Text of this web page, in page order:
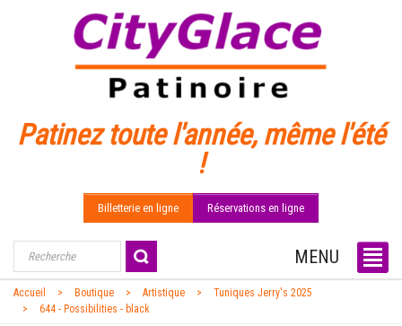
Patinez toute l'année, même l'été
!
Billetterie en ligne Réservations en ligne
MENU
Accueil Boutique Artistique
Tuniques Jerry's 2025
644 - Possibilities - black